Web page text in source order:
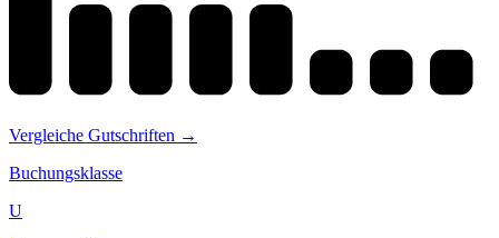
Vergleiche Gutschriften →
Buchungsklasse
U